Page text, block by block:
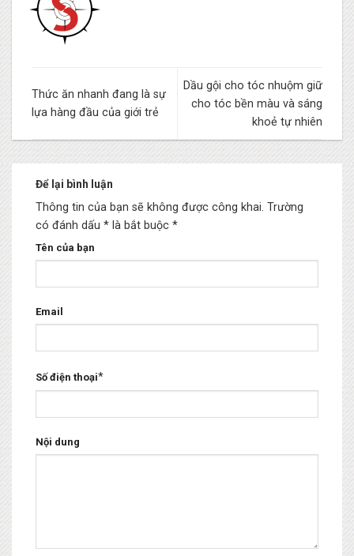
Thức ăn nhanh đang là sự
lựa hàng đầu của giới trẻ
Dầu gội cho tóc nhuộm giữ
cho tóc bền màu và sáng
khoẻ tự nhiên
Để lại bình luận
Thông tin của bạn sẽ không được công khai. Trường
có đánh dấu * là bắt buộc *
Tên của bạn
Email
Số điện thoại*
Nội dung